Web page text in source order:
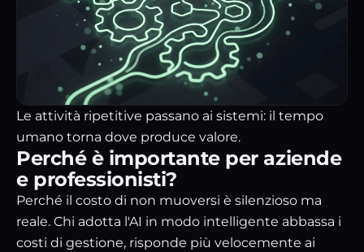
Le attività ripetitive passano ai sistemi: il tempo
umano torna dove produce valore.
Perché è importante per aziende
e professionisti?
Perché il costo di non muoversi è silenzioso ma
reale. Chi adotta l'AI in modo intelligente abbassa i
costi di gestione, risponde più velocemente ai